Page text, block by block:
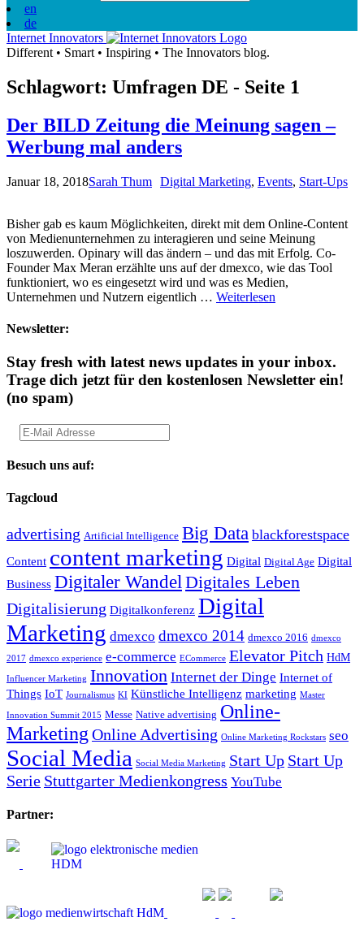
en
de
Internet Innovators
Different • Smart • Inspiring • The Innovators blog.
Schlagwort: Umfragen DE - Seite 1
Der BILD Zeitung die Meinung sagen –
Werbung mal anders
Januar 18, 2018Sarah Thum Digital Marketing, Events, Start-Ups
Bisher gab es kaum Möglichkeiten, direkt mit dem Online-Content
von Medienunternehmen zu interagieren und seine Meinung
loszuwerden. Opinary will das ändern – und das mit Erfolg. Co-
Founder Max Meran erzählte uns auf der dmexco, wie das Tool
funktioniert, wo es eingesetzt wird und was es Medien,
Unternehmen und Nutzern eigentlich … Weiterlesen
Newsletter:
Stay fresh with latest news updates in your inbox.
Trage dich jetzt für den kostenlosen Newsletter ein!
(no spam)
Besuch uns auf:
Tagcloud
advertising Artificial Intelligence Big Data blackforestspace
Content content marketing Digital Digital Age Digital
Business Digitaler Wandel Digitales Leben
Digitalisierung Digitalkonferenz Digital
Marketing dmexco dmexco 2014 dmexco 2016 dmexco
2017 dmexco experience e-commerce ECommerce Elevator Pitch HdM
Influencer Marketing Innovation Internet der Dinge Internet of
Things IoT Journalismus KI Künstliche Intelligenz marketing Master
Innovation Summit 2015 Messe Native advertising Online-
Marketing Online Advertising Online Marketing Rockstars seo
Social Media Social Media Marketing Start Up Start Up
Serie Stuttgarter Medienkongress YouTube
Partner: